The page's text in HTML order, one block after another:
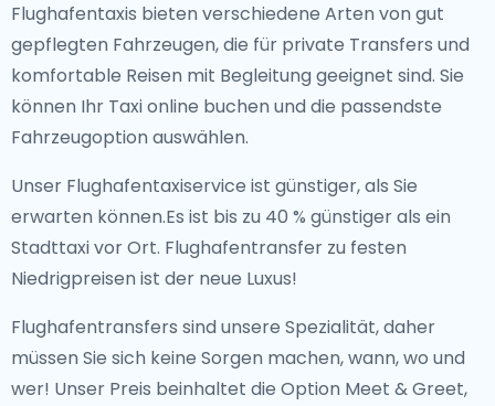
Flughafentaxis bieten verschiedene Arten von gut
gepflegten Fahrzeugen, die für private Transfers und
komfortable Reisen mit Begleitung geeignet sind. Sie
können Ihr Taxi online buchen und die passendste
Fahrzeugoption auswählen.
Unser Flughafentaxiservice ist günstiger, als Sie
erwarten können.Es ist bis zu 40 % günstiger als ein
Stadttaxi vor Ort. Flughafentransfer zu festen
Niedrigpreisen ist der neue Luxus!
Flughafentransfers sind unsere Spezialität, daher
müssen Sie sich keine Sorgen machen, wann, wo und
wer! Unser Preis beinhaltet die Option Meet & Greet,